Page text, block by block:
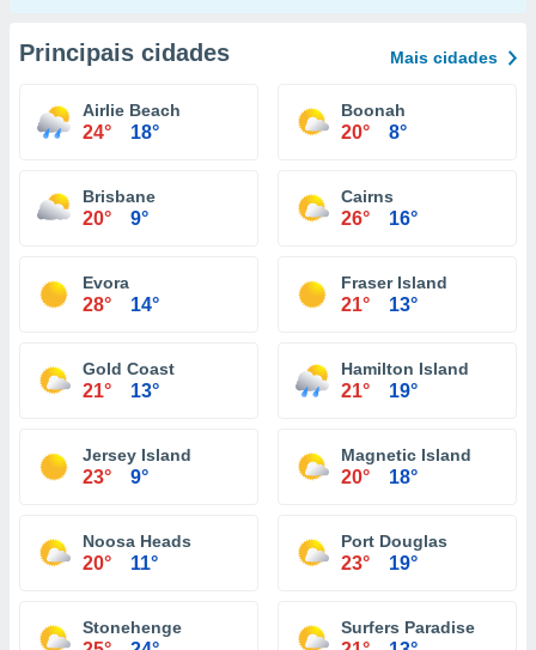
Principais cidades Mais cidades
Airlie Beach
24° 18°
Boonah
20° 8°
Brisbane
20° 9°
Cairns
26° 16°
Evora
28° 14°
Fraser Island
21° 13°
Gold Coast
21° 13°
Hamilton Island
21° 19°
Jersey Island
23° 9°
Magnetic Island
20° 18°
Noosa Heads
20° 11°
Port Douglas
23° 19°
Stonehenge Surfers Paradise